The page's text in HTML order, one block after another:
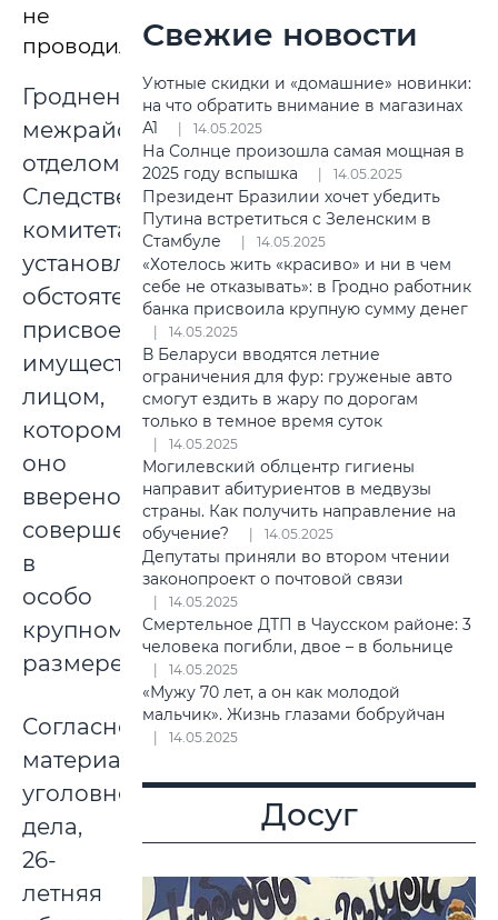
не
проводила.
Гродненским
межрайонным
отделом
Следственного
комитета
установлены
обстоятельства
присвоения
имущества
лицом,
которому
оно
вверено,
совершенное
в
особо
крупном
размере.
Согласно
материалам
уголовного
дела,
26-
летняя
Свежие новости
Уютные скидки и «домашние» новинки:
на что обратить внимание в магазинах
А1
14.05.2025
На Солнце произошла самая мощная в
2025 году вспышка
14.05.2025
Президент Бразилии хочет убедить
Путина встретиться с Зеленским в
Стамбуле
14.05.2025
«Хотелось жить «красиво» и ни в чем
себе не отказывать»: в Гродно работник
банка присвоила крупную сумму денег
14.05.2025
В Беларуси вводятся летние
ограничения для фур: груженые авто
смогут ездить в жару по дорогам
только в темное время суток
14.05.2025
Могилевский облцентр гигиены
направит абитуриентов в медвузы
страны. Как получить направление на
обучение?
14.05.2025
Депутаты приняли во втором чтении
законопроект о почтовой связи
14.05.2025
Смертельное ДТП в Чаусском районе: 3
человека погибли, двое – в больнице
14.05.2025
«Мужу 70 лет, а он как молодой
мальчик». Жизнь глазами бобруйчан
14.05.2025
Досуг